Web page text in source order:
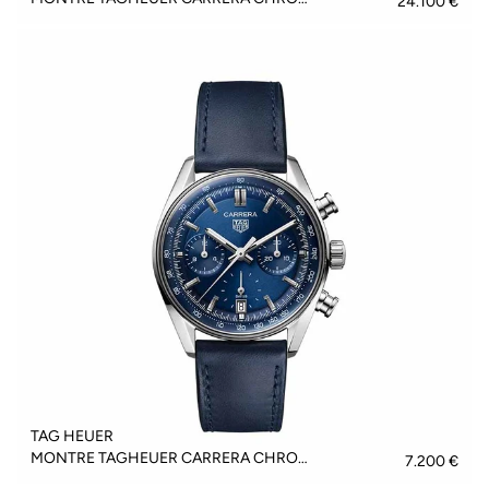
TAG HEUER
MONTRE TAGHEUER CARRERA CHRONOGRAPH - CBS2211.FC6545
7.200 €